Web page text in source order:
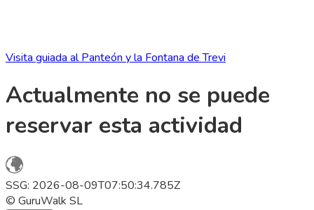
Visita guiada al Panteón y la Fontana de Trevi
Actualmente no se puede
reservar esta actividad
SSG: 2026-08-09T07:50:34.785Z
© GuruWalk SL